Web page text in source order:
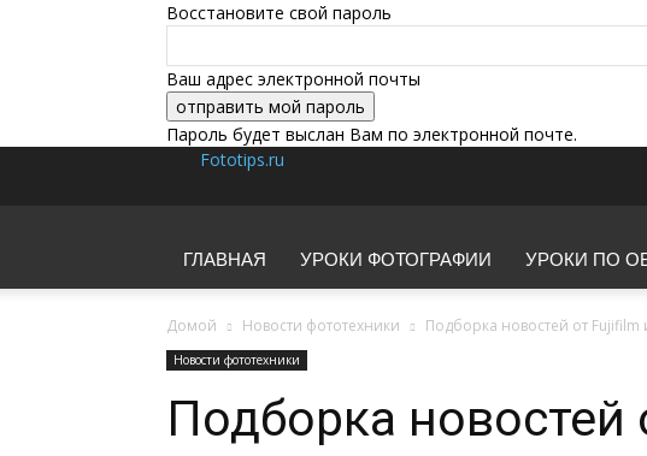
Восстановите свой пароль
Ваш адрес электронной почты
Пароль будет выслан Вам по электронной почте.
Fototips.ru
ГЛАВНАЯ УРОКИ ФОТОГРАФИИ УРОКИ ПО
Домой Новости фототехники Подборка новостей от
Новости фототехники
Подборка новостей